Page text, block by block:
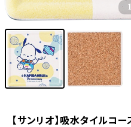
1
【サンリオ】吸水タイルコ